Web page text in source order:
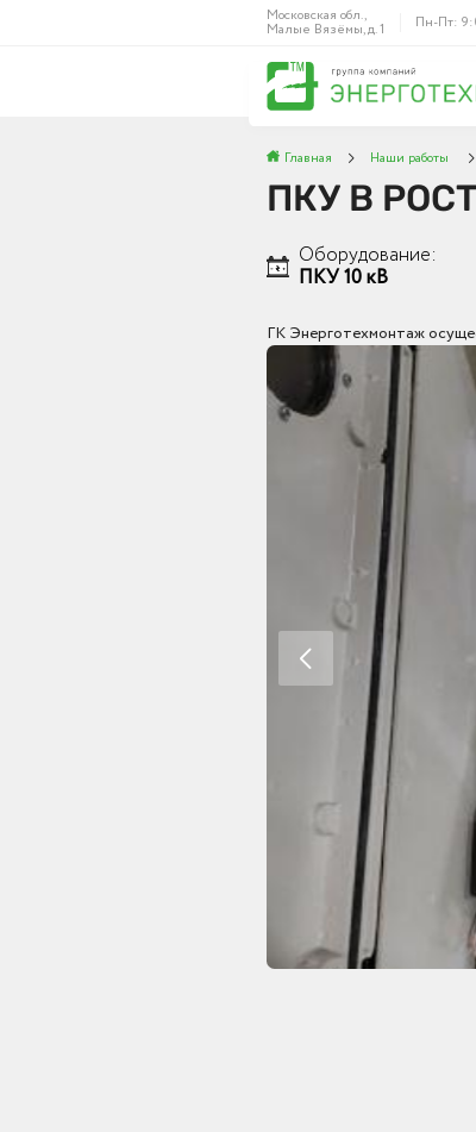
Московская обл.,
Малые Вязёмы, д. 1 Пн-Пт:
Главная Наши работы
ПКУ В
Оборудование:
ПКУ 10 кВ
ГК Энерготехмонтаж